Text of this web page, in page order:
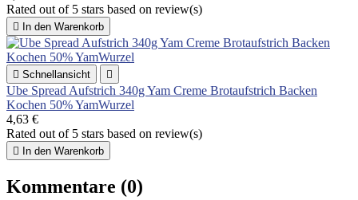
Rated out of 5 stars based on review(s)
 In den Warenkorb
 Schnellansicht 
Ube Spread Aufstrich 340g Yam Creme Brotaufstrich Backen
Kochen 50% YamWurzel
4,63 €
Rated out of 5 stars based on review(s)
 In den Warenkorb
Kommentare (0)